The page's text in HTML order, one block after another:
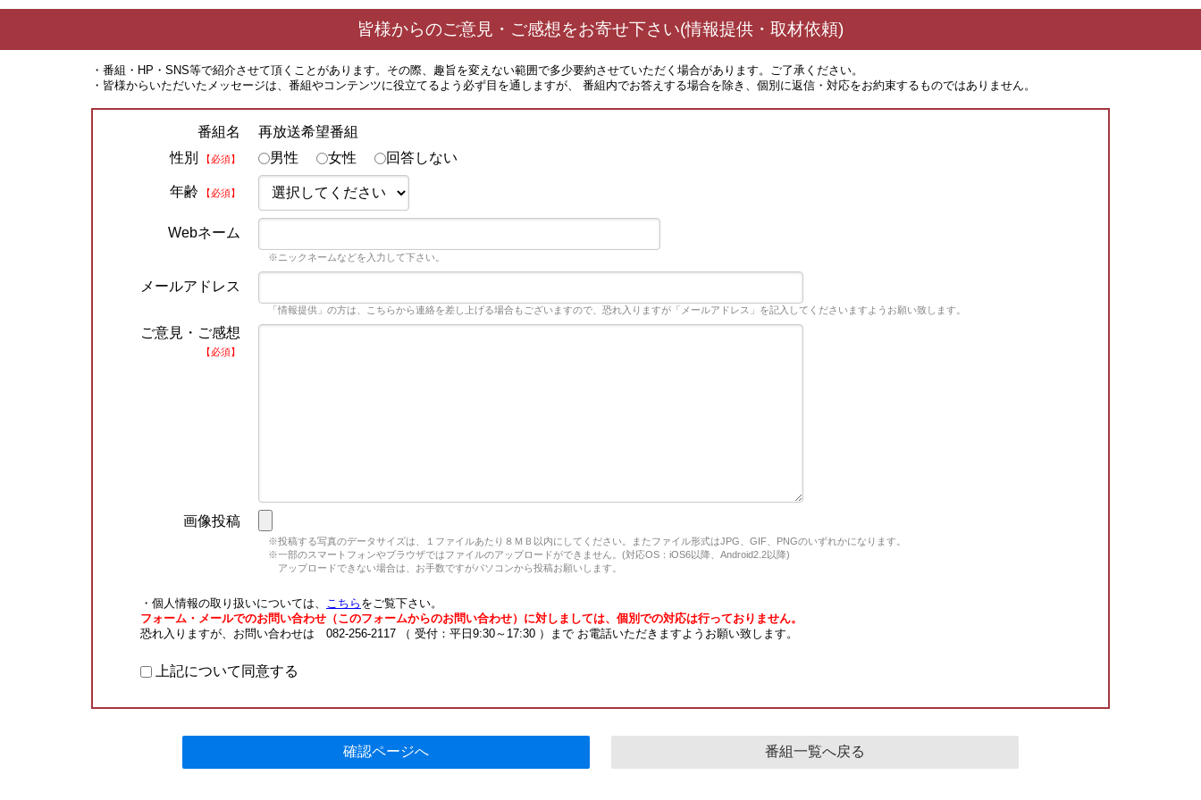
皆様からのご意見・ご感想をお寄せ下さい(情報提供・取材依頼)
・番組・HP・SNS等で紹介させて頂くことがあります。その際、趣旨を変えない範囲で多少要約させていただく場合があります。ご了承ください。
・皆様からいただいたメッセージは、番組やコンテンツに役立てるよう必ず目を通しますが、 番組内でお答えする場合を除き、個別に返信・対応をお約束するものではありません。
番組名
再放送希望番組
性別
【必須】 男性 女性 回答しない
年齢 【必須】
Webネーム
※ニックネームなどを入力して下さい。
メールアドレス
「情報提供」の方は、こちらから連絡を差し上げる場合もございますので、恐れ入りますが「メールアドレス」を記入してくださいますようお願い致します。
ご意見・ご感想
【必須】
画像投稿
※投稿する写真のデータサイズは、１ファイルあたり８ＭＢ以内にしてください。またファイル形式はJPG、GIF、PNGのいずれかになります。
※一部のスマートフォンやブラウザではファイルのアップロードができません。(対応OS：iOS6以降、Android2.2以降)
アップロードできない場合は、お手数ですがパソコンから投稿お願いします。
・個人情報の取り扱いについては、 こちら をご覧下さい。
フォーム・メールでのお問い合わせ（このフォームからのお問い合わせ）に対しましては、個別での対応は行っておりません。
恐れ入りますが、お問い合わせは 082-256-2117 （ 受付：平日9:30～17:30 ）まで お電話いただきますようお願い致します。
上記について同意する
確認ページへ 番組一覧へ戻る